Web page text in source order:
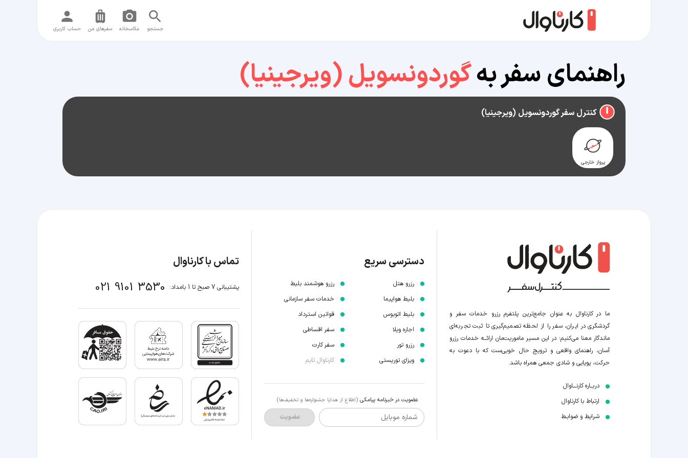
جستجو عکاسخانه سفر‌های من حساب کاربری
راهنمای سفر بهگوردونسویل (ویرجینیا)
کنترل سفر گوردونسویل (ویرجینیا)
پرواز خارجی
ما در کارناوال به عنوان جامع‌ترین پلتفرم رزرو خدمات سفر و
گردشگری در ایران، سفر را از لحظه‌ تصمیم‌گیری تا ثبت تجربه‌ای
ماندگار معنا می‌کنیم؛ در این مسیر‍ ماموریت‌مان اراﺋــﻪ خدمات رزرو
آسان، راهنمای واقعی و ترویج حال خوبی‌ست که با دعوت به
حرکت، پویایی و شادی جمعی همراه باشد.
دربــاره کارنـــاوال
ارتباط با کارناوال
شرایط و ضوابـط
دسترسی سریع
رزرو هتل
بلیط هواپیما
بلیط اتوبوس
اجاره ویلا
رزرو تور
ویزای توریستی
رزرو هوشمند بلیط
خدمات سفر سازمانی
قوانین استرداد
سفر اقساطی
سفر کارت
کارناوال تایم
عضویت در خبرنامه پیامکی (اطلاع از هدایا جشنواره‌ها و تخفیف‌ها)
شماره موبایل عضویت
تماس با کارناوال
پشتیبانی 7 صبح تا 1 بامداد: 021 9101 3530